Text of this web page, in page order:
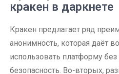
кракен в даркнете
Кракен предлагает ряд
анонимность, которая даёт
использовать платформу
безопасность. Во-вторых,